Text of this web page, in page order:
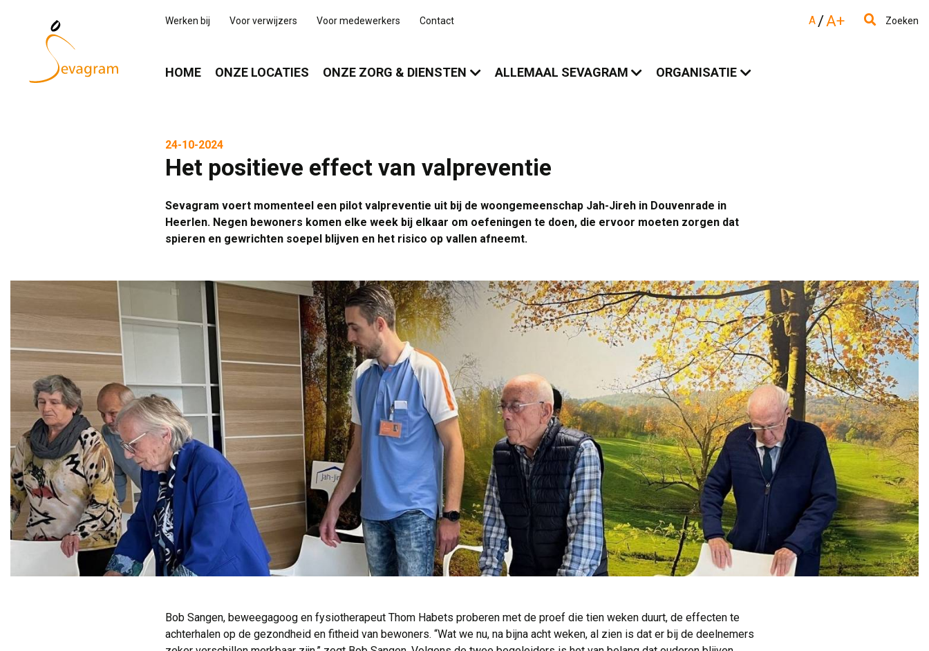
Werken bij Voor verwijzers Voor medewerkers Contact A /A+ Zoeken
HOME ONZE LOCATIES ONZE ZORG & DIENSTEN ALLEMAAL SEVAGRAM ORGANISATIE
24-10-2024
Het positieve effect van valpreventie
Sevagram voert momenteel een pilot valpreventie uit bij de woongemeenschap Jah-Jireh in Douvenrade in
Heerlen. Negen bewoners komen elke week bij elkaar om oefeningen te doen, die ervoor moeten zorgen dat
spieren en gewrichten soepel blijven en het risico op vallen afneemt.
Bob Sangen, beweegagoog en fysiotherapeut Thom Habets proberen met de proef die tien weken duurt, de effecten te
achterhalen op de gezondheid en fitheid van bewoners. “Wat we nu, na bijna acht weken, al zien is dat er bij de deelnemers